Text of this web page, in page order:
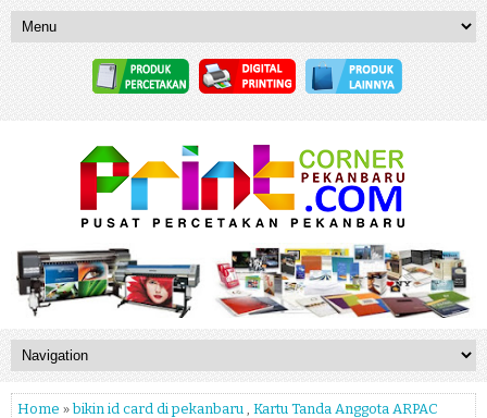
Home »bikin id card di pekanbaru
Kartu Tanda Anggota ARPAC